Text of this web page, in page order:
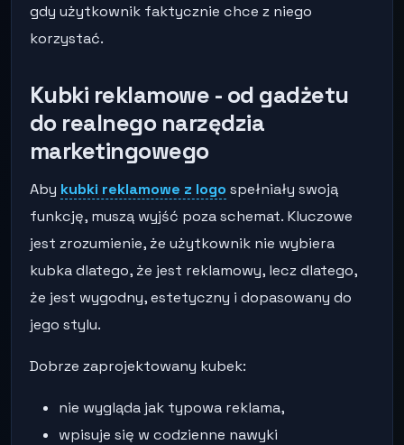
gdy użytkownik faktycznie chce z niego
korzystać.
Kubki reklamowe - od gadżetu
do realnego narzędzia
marketingowego
Aby kubki reklamowe z logo spełniały swoją
funkcję, muszą wyjść poza schemat. Kluczowe
jest zrozumienie, że użytkownik nie wybiera
kubka dlatego, że jest reklamowy, lecz dlatego,
że jest wygodny, estetyczny i dopasowany do
jego stylu.
Dobrze zaprojektowany kubek:
nie wygląda jak typowa reklama,
wpisuje się w codzienne nawyki